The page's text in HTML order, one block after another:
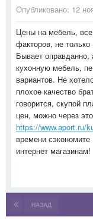
Опубликовано: 12
Цены на мебель,
факторов, не
Бывает
кухонную мебель,
вариантов. Не
плохое качество
говорится, скупой
цен, можно через
https://www.aport.ru/
времени
интернет магазинам!
НАЗАД